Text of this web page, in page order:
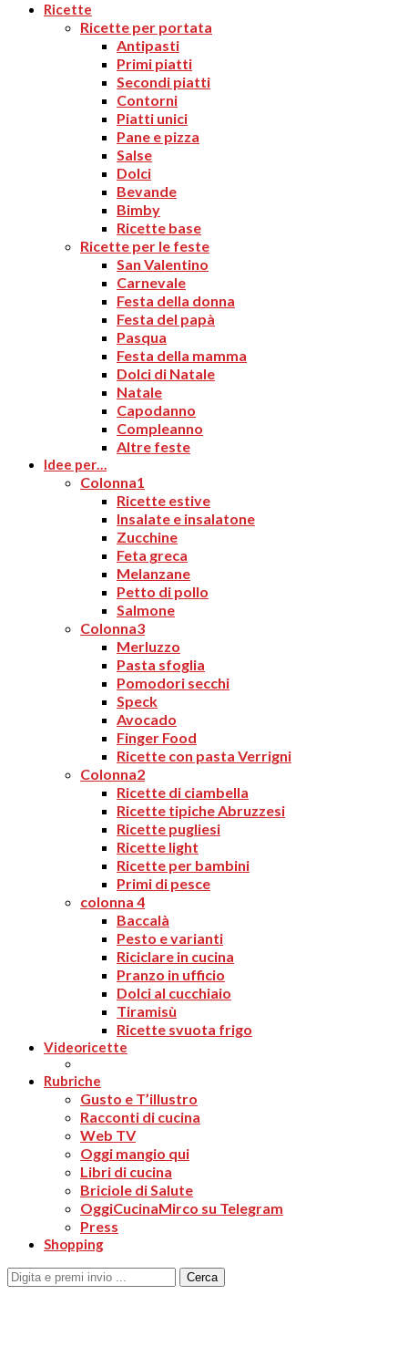
Ricette
Ricette per portata
Antipasti
Primi piatti
Secondi piatti
Contorni
Piatti unici
Pane e pizza
Salse
Dolci
Bevande
Bimby
Ricette base
Ricette per le feste
San Valentino
Carnevale
Festa della donna
Festa del papà
Pasqua
Festa della mamma
Dolci di Natale
Natale
Capodanno
Compleanno
Altre feste
Idee per…
Colonna1
Ricette estive
Insalate e insalatone
Zucchine
Feta greca
Melanzane
Petto di pollo
Salmone
Colonna3
Merluzzo
Pasta sfoglia
Pomodori secchi
Speck
Avocado
Finger Food
Ricette con pasta Verrigni
Colonna2
Ricette di ciambella
Ricette tipiche Abruzzesi
Ricette pugliesi
Ricette light
Ricette per bambini
Primi di pesce
colonna 4
Baccalà
Pesto e varianti
Riciclare in cucina
Pranzo in ufficio
Dolci al cucchiaio
Tiramisù
Ricette svuota frigo
Videoricette
Rubriche
Gusto e T’illustro
Racconti di cucina
Web TV
Oggi mangio qui
Libri di cucina
Briciole di Salute
OggiCucinaMirco su Telegram
Press
Shopping
Cerca